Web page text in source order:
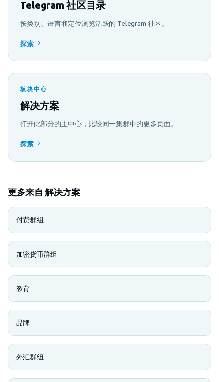
Telegram 社区目录
按类别、语言和定位浏览活跃的 Telegram 社区。
探索
板块中心
解决方案
打开此部分的主中心，比较同一集群中的更多页面。
探索
更多来自 解决方案
付费群组
加密货币群组
教育
品牌
外汇群组